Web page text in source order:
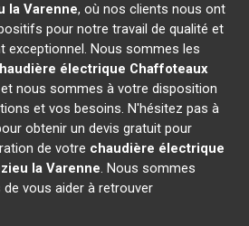
la Varenne, où nos clients nous ont
pour notre travail de qualité et
exceptionnel. Nous sommes les
électrique Chaffoteaux
et nous sommes à votre disposition
et vos besoins. N'hésitez pas à
obtenir un devis gratuit pour
de votre chaudière électrique
la Varenne. Nous sommes
vous aider à retrouver